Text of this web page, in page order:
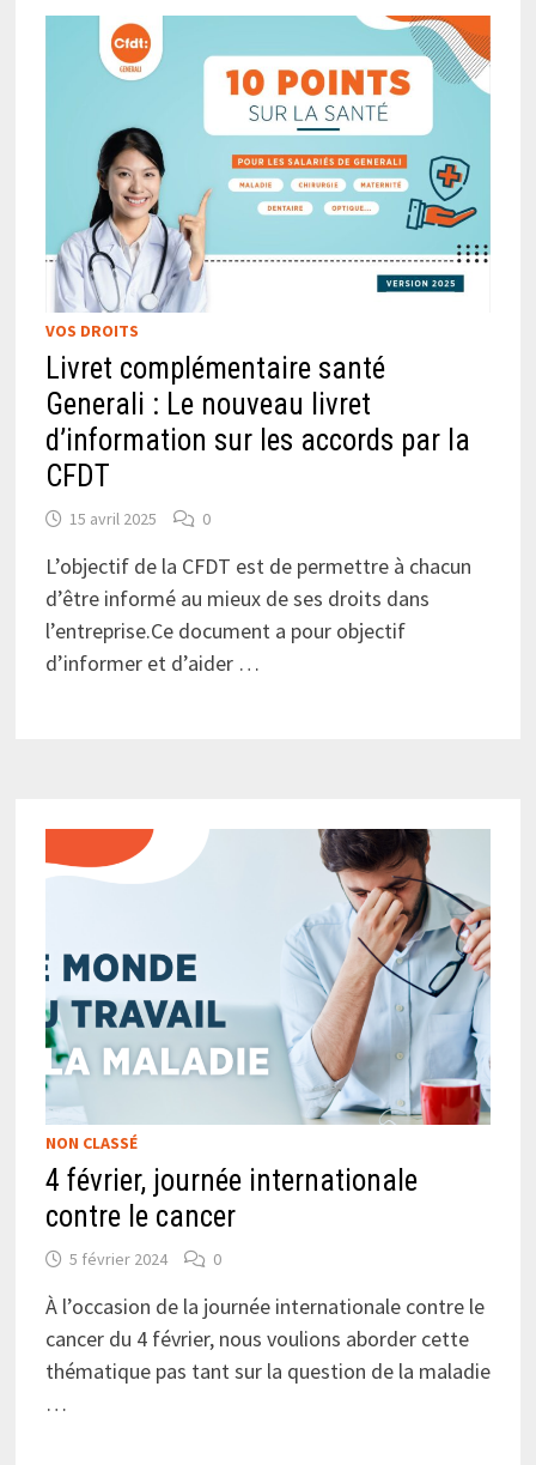
VOS DROITS
Livret complémentaire santé
Generali : Le nouveau livret
d’information sur les accords par la
CFDT
15 avril 2025 0
L’objectif de la CFDT est de permettre à chacun
d’être informé au mieux de ses droits dans
l’entreprise.Ce document a pour objectif
d’informer et d’aider …
NON CLASSÉ
4 février, journée internationale
contre le cancer
5 février 2024 0
À l’occasion de la journée internationale contre le
cancer du 4 février, nous voulions aborder cette
thématique pas tant sur la question de la maladie
…